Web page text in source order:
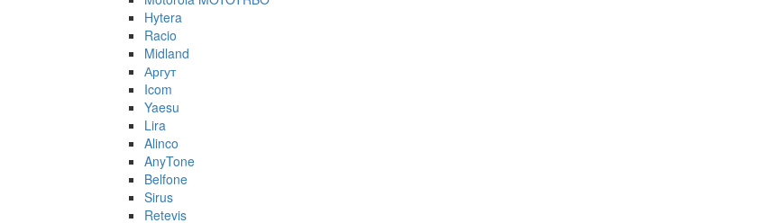
Hytera
Racio
Midland
Аргут
Icom
Yaesu
Lira
Alinco
AnyTone
Belfone
Sirus
Retevis